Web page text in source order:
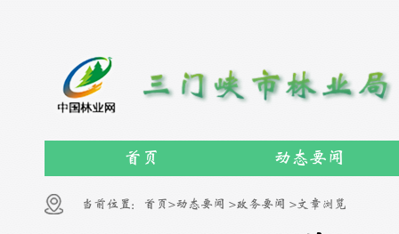
首页 动态要闻
当前位置： 首页>动态要闻 >政务要闻 >文章浏览